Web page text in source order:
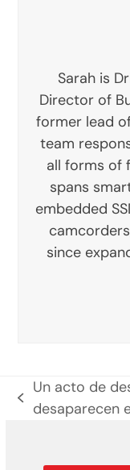
Sarah is
Director of
former lead
team
all forms of
spans
embedded
since
entrada
Un acto de
desaparecen